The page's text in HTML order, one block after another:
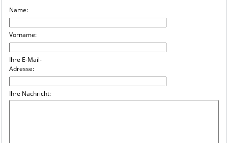
INTRANET
Name:
Vorname:
Ihre E-Mail-
Adresse:
Ihre Nachricht: